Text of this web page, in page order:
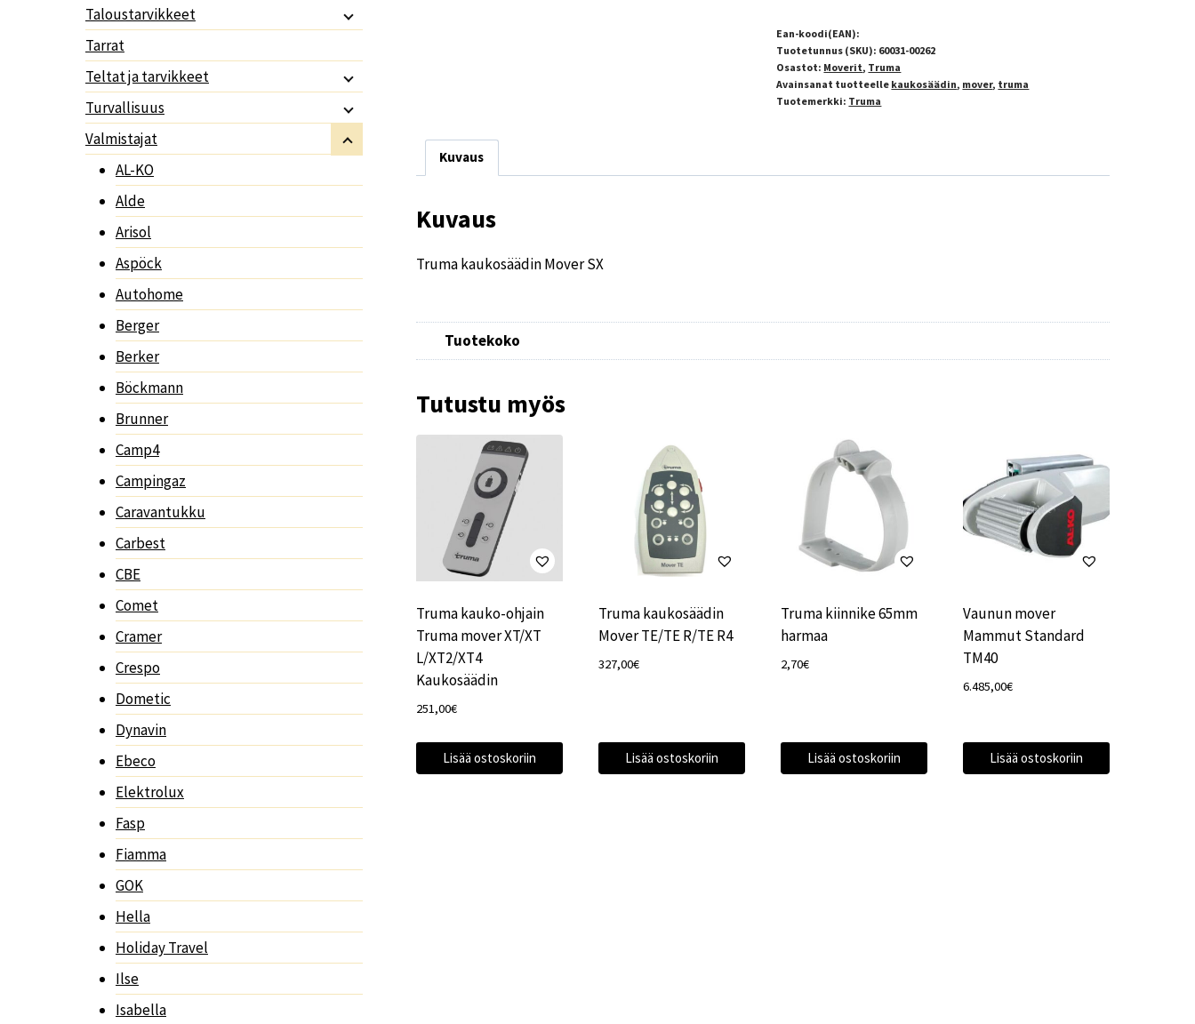
Ean-koodi(EAN):
Tuotetunnus (SKU): 60031-00262
Osastot: Moverit, Truma
Avainsanat tuotteelle kaukosäädin, mover, truma
Tuotemerkki: Truma
Kuvaus
Kuvaus
Truma kaukosäädin Mover SX
Tuotekoko
Tutustu myös
Truma kauko-ohjain
Truma mover XT/XT
L/XT2/XT4
Kaukosäädin
251,00€
Lisää ostoskoriin
Truma kaukosäädin
Mover TE/TE R/TE R4
327,00€
Lisää ostoskoriin
Truma kiinnike 65mm
harmaa
2,70€
Lisää ostoskoriin
Vaunun mover
Mammut Standard
TM40
6.485,00€
Lisää ostoskoriin
Taloustarvikkeet
Tarrat
Teltat ja tarvikkeet
Turvallisuus
Valmistajat
AL-KO
Alde
Arisol
Aspöck
Autohome
Berger
Berker
Böckmann
Brunner
Camp4
Campingaz
Caravantukku
Carbest
CBE
Comet
Cramer
Crespo
Dometic
Dynavin
Ebeco
Elektrolux
Fasp
Fiamma
GOK
Hella
Holiday Travel
Ilse
Isabella